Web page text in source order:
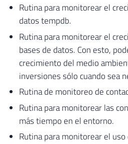
Rutina para monitorear el
datos tempdb.
Rutina para monitorear el
bases de datos. Con esto,
crecimiento del medio
inversiones sólo cuando sea
Rutina de monitoreo de
Rutina para monitorear las
más tiempo en el entorno.
Rutina para monitorear el